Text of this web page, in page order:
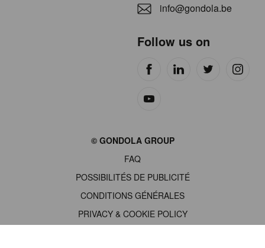
info@gondola.be
Follow us on
© GONDOLA GROUP
FAQ
POSSIBILITÉS DE PUBLICITÉ
CONDITIONS GÉNÉRALES
PRIVACY & COOKIE POLICY